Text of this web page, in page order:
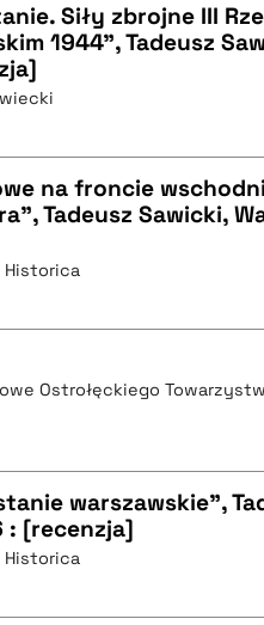
Siły zbrojne III
1944", Tadeusz
na froncie
Tadeusz Sawicki,
Historica
Ostrołęckiego
warszawskie",
: [recenzja]
Historica